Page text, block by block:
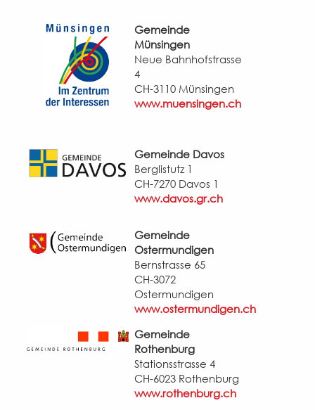
Gemeinde
Münsingen
Neue Bahnhofstrasse
4
CH-3110 Münsingen
www.muensingen.ch
Gemeinde Davos
Berglistutz 1
CH-7270 Davos 1
www.davos.gr.ch
Gemeinde
Ostermundigen
Bernstrasse 65
CH-3072
Ostermundigen
www.ostermundigen.ch
Gemeinde
Rothenburg
Stationsstrasse 4
CH-6023 Rothenburg
www.rothenburg.ch